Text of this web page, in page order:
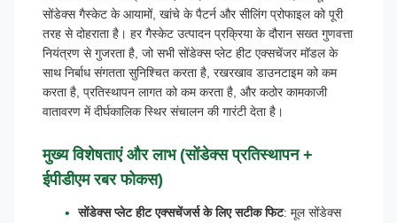
सोंडेक्स गैस्केट के आयामों, खांचे के पैटर्न और सीलिंग प्रोफाइल को पूरी
तरह से दोहराता है। हर गैस्केट उत्पादन प्रक्रिया के दौरान सख्त गुणवत्ता
नियंत्रण से गुजरता है, जो सभी सोंडेक्स प्लेट हीट एक्सचेंजर मॉडल के
साथ निर्बाध संगतता सुनिश्चित करता है, रखरखाव डाउनटाइम को कम
करता है, प्रतिस्थापन लागत को कम करता है, और कठोर कामकाजी
वातावरण में दीर्घकालिक स्थिर संचालन की गारंटी देता है।
मुख्य विशेषताएं और लाभ (सोंडेक्स प्रतिस्थापन +
ईपीडीएम रबर फोकस)
सोंडेक्स प्लेट हीट एक्सचेंजर्स के लिए सटीक फिट: मूल सोंडेक्स